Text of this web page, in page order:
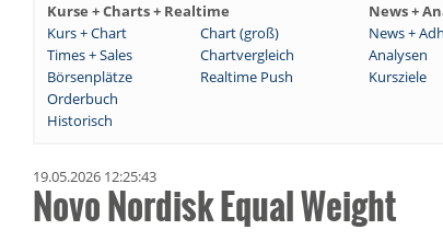
Kurse + Charts + Realtime News +
Kurs + Chart
Chart (groß) News +
Times + Sales
Chartvergleich Analysen
Börsenplätze
Realtime Push Kursziele
Orderbuch
Historisch
19.05.2026 12:25:43
Novo Nordisk Equal Weight